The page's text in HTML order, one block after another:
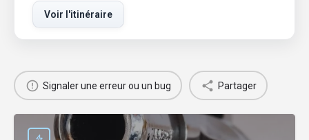
Voir l'itinéraire
Signaler une erreur ou un bug Partager